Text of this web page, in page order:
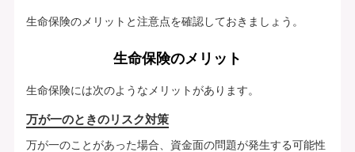
生命保険のメリットと注意点を確認しておきましょう。
生命保険のメリット
生命保険には次のようなメリットがあります。
万が一のときのリスク対策
万が一のことがあった場合、資金面の問題が発生する可能性